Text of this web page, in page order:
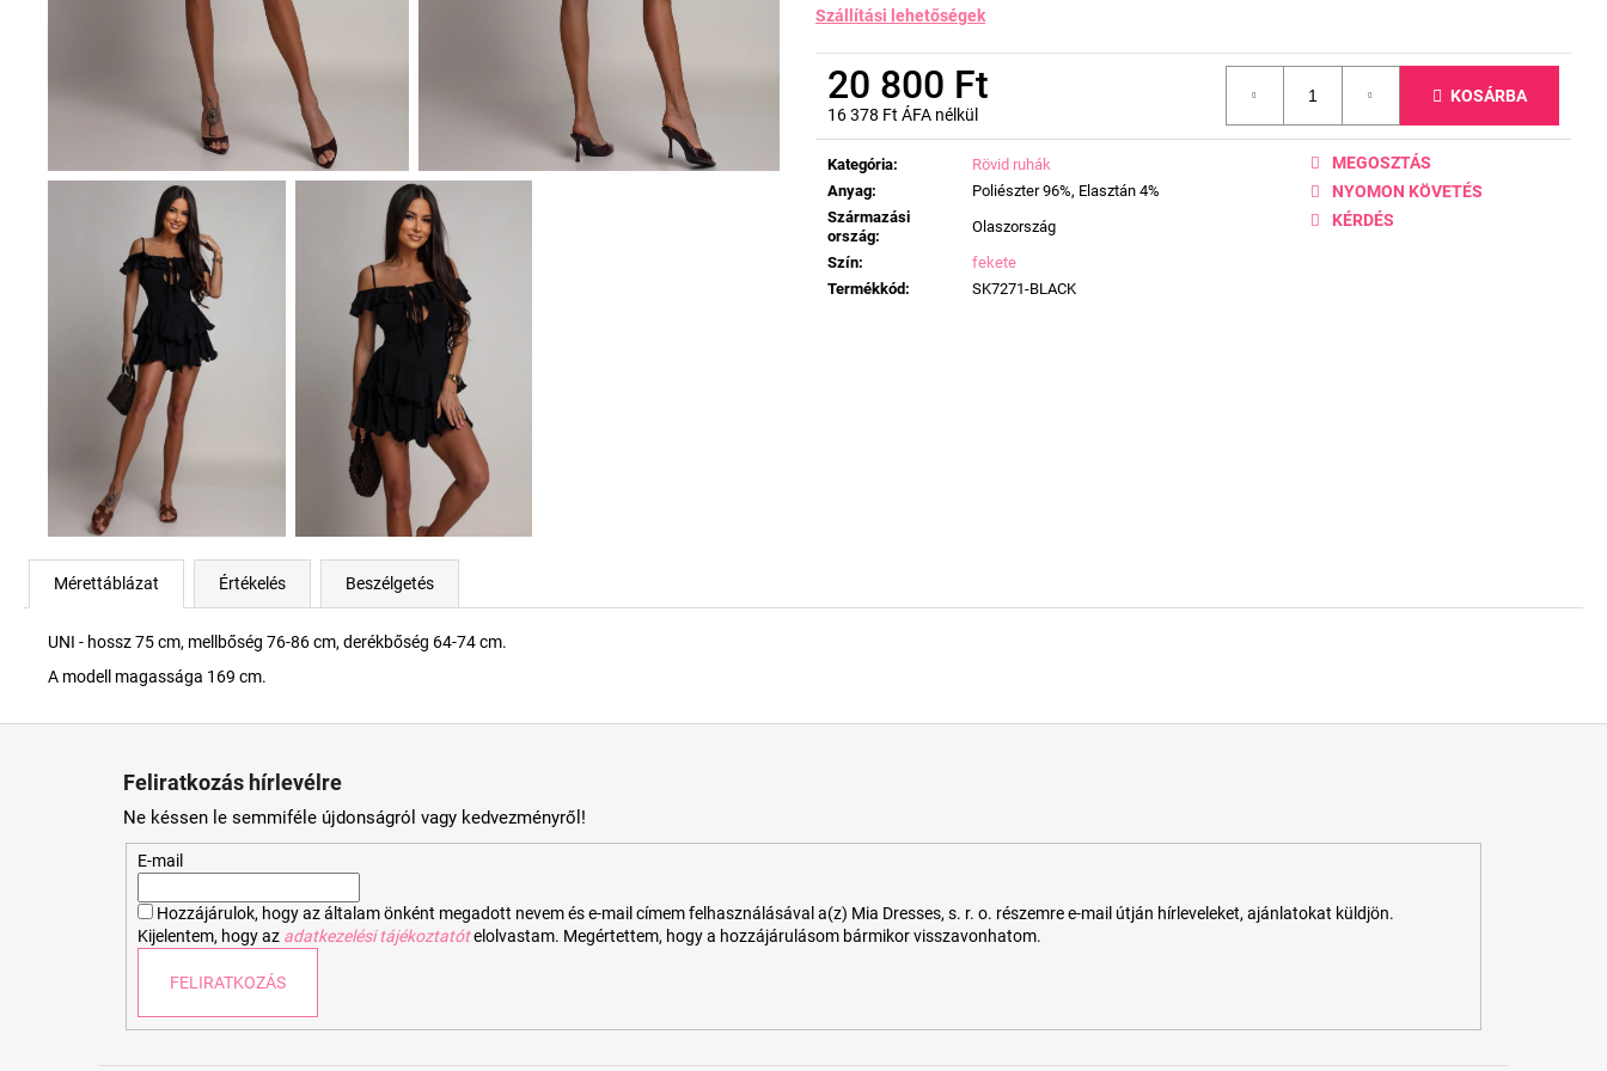
Szállítási lehetőségek
20 800 Ft
16 378 Ft ÁFA nélkül
Egységár:
KOSÁRBA
Kategória:
Rövid ruhák
Anyag:
Poliészter 96%, Elasztán 4%
Származási
ország:
Olaszország
Szín:
fekete
Termékkód: SK7271-BLACK
KÉRDÉS
NYOMON KÖVETÉS
MEGOSZTÁS
Mérettáblázat Értékelés Beszélgetés
UNI - hossz 75 cm, mellbőség 76-86 cm, derékbőség 64-74 cm.
A modell magassága 169 cm.
Feliratkozás hírlevélre
Ne késsen le semmiféle újdonságról vagy kedvezményről!
E-mail
Hozzájárulok, hogy az általam önként megadott nevem és e-mail címem felhasználásával a(z) Mia Dresses, s. r. o. részemre e-mail útján hírleveleket, ajánlatokat küldjön.
Kijelentem, hogy az adatkezelési tájékoztatót elolvastam. Megértettem, hogy a hozzájárulásom bármikor visszavonhatom.
FELIRATKOZÁS